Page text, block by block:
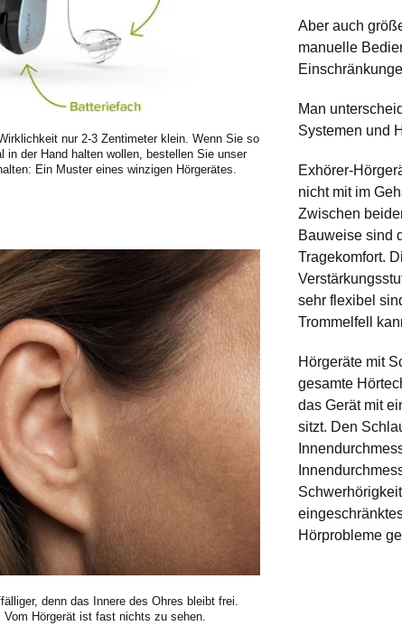
nur 2-3 Zentimeter klein. Wenn Sie so
in der Hand halten wollen, bestellen Sie unser
Ein Muster eines winzigen Hörgerätes.
denn das Innere des Ohres bleibt frei.
Vom Hörgerät ist fast nichts zu sehen.
Aber auch
manuelle
Man
Systemen und
Exhörer-
nicht mit im
Zwischen
Bauweise sind
Tragekomfort.
sehr flexibel
Trommelfell
Hörgeräte mit
gesamte
das Gerät mit
sitzt. Den
Hörprobleme